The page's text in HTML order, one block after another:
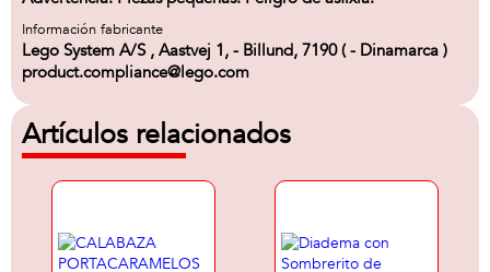
Información fabricante
Lego System A/S , Aastvej 1, - Billund, 7190 ( - Dinamarca )
product.compliance@lego.com
Artículos relacionados